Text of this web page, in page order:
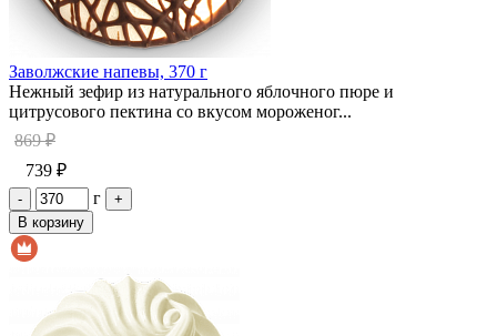
Заволжские напевы, 370 г
Нежный зефир из натурального яблочного пюре и
цитрусового пектина со вкусом мороженог...
869 ₽
739 ₽
- г
+
В корзину